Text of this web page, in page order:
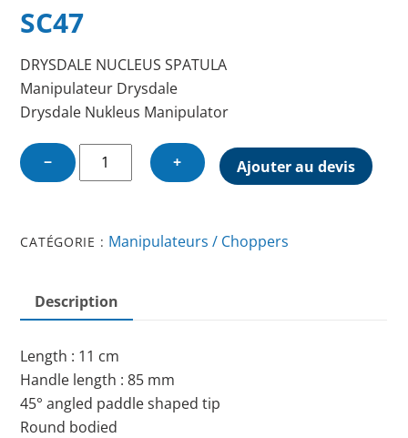
SC47
DRYSDALE NUCLEUS SPATULA
Manipulateur Drysdale
Drysdale Nukleus Manipulator
−
quantité
de
SPATULA
+ Ajouter au devis
CATÉGORIE : Manipulateurs / Choppers
Description
Length : 11 cm
Handle length : 85 mm
45° angled paddle shaped tip
Round bodied